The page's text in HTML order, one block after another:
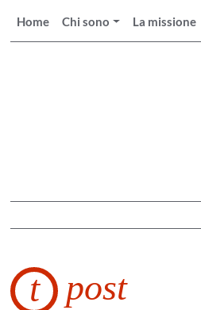
Home Chi sono La missione
t post